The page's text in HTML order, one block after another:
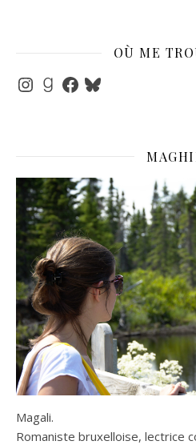
OÙ ME
Instagram
Goodreads
Facebook
Bluesky
Magali.
Romaniste bruxelloise, lectrice